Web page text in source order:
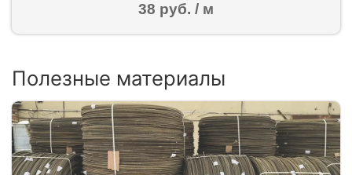
38 руб. / м
Полезные материалы